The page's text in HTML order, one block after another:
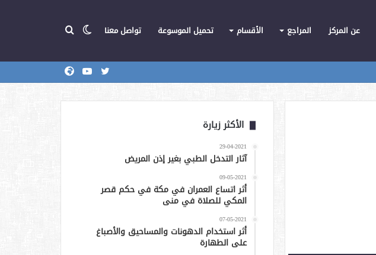
عن المركز المراجع الأقسام تحميل الموسوعة تواصل معنا الوضع
يوتيوب تويتر
الأكثر زيارة
29-04-2021
آثار التدخل الطبي بغير إذن المريض
09-05-2021
أثر اتساع العمران في مكة في حكم قصر
المكي للصلاة في منى
07-05-2021
أثر استخدام الدهونات والمساحيق والأصباغ
على الطهارة